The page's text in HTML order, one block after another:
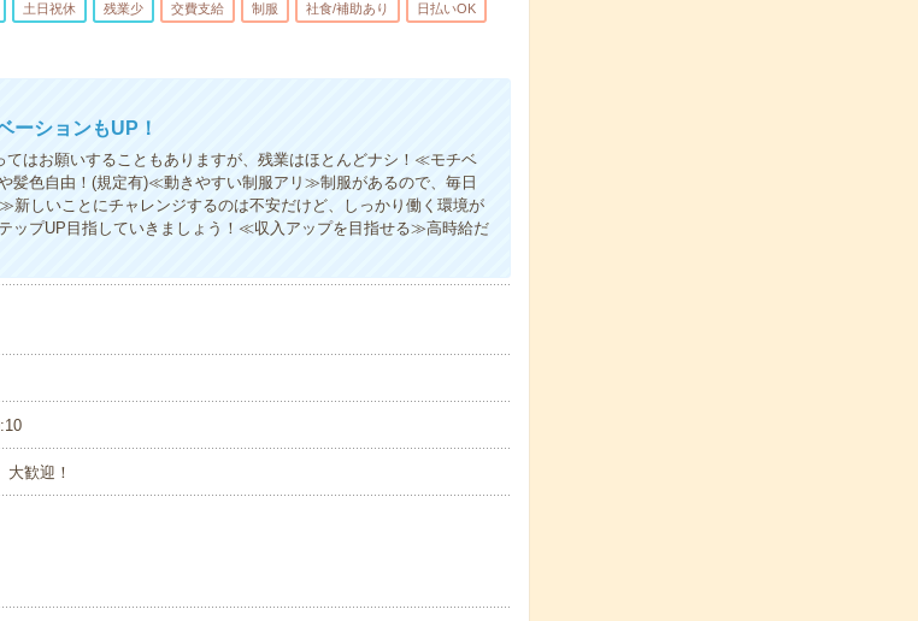
土日祝休 残業少 交費支給 制服 社食/補助あり 日払いOK
ーションもUP！
はお願いすることもありますが、残業はほとんどナシ！≪モチベ
髪色自由！(規定有)≪動きやすい制服アリ≫制服があるので、毎日
しいことにチャレンジするのは不安だけど、しっかり働く環境が
ップUP目指していきましょう！≪収入アップを目指せる≫高時給だ
大歓迎！